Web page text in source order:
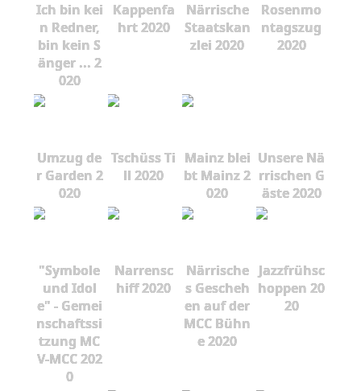
Ich bin kei
n Redner,
bin kein S
änger ... 2
020
Kappenfa
hrt 2020
Närrische
Staatskan
zlei 2020
Rosenmo
ntagszug
2020
Umzug de
r Garden 2
020
Tschüss Ti
ll 2020
Mainz blei
bt Mainz 2
020
Unsere Nä
rrischen G
äste 2020
"Symbole
und Idol
e" - Gemei
nschaftssi
tzung MC
V-MCC 202
0
Narrensc
hiff 2020
Närrische
s Gescheh
en auf der
MCC Bühn
e 2020
Jazzfrühsc
hoppen 20
20